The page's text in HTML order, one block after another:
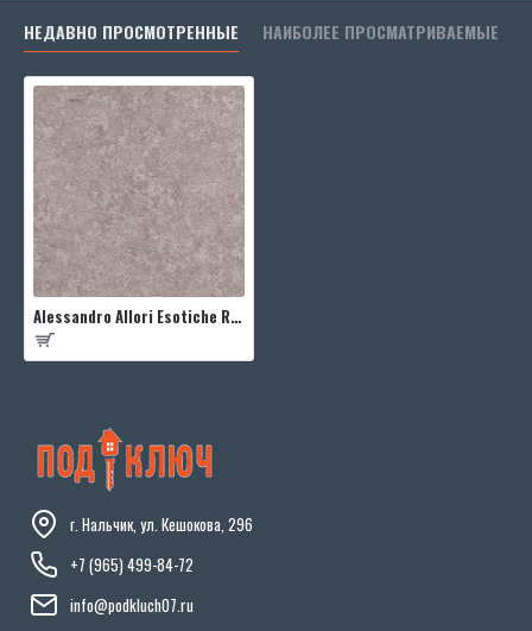
НЕДАВНО ПРОСМОТРЕННЫЕ НАИБОЛЕЕ ПРОСМАТРИВАЕМЫЕ
Alessandro Allori Esotiche RJC4003-7
г. Нальчик, ул. Кешокова, 296
+7 (965) 499-84-72
info@podkluch07.ru